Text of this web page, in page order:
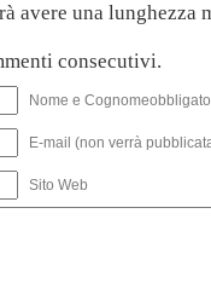
avere una lunghezza
consecutivi.
Nome e
E-mail (non verrà
Sito Web